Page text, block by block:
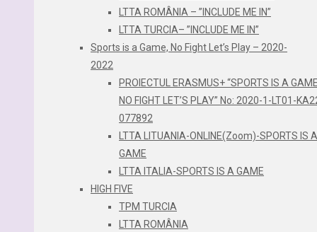
LTTA ROMÂNIA – ”INCLUDE ME IN”
LTTA TURCIA– ”INCLUDE ME IN”
Sports is a Game, No Fight Let’s Play – 2020-
2022
PROIECTUL ERASMUS+ “SPORTS IS A
NO FIGHT LET’S PLAY” No: 2020-1-LT01-
077892
LTTA LITUANIA-ONLINE(Zoom)-SPORTS IS A
GAME
LTTA ITALIA-SPORTS IS A GAME
HIGH FIVE
TPM TURCIA
LTTA ROMÂNIA